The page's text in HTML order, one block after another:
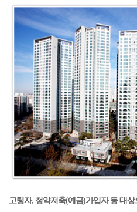
털
고령자, 청약저축(예금)가입자 등 대